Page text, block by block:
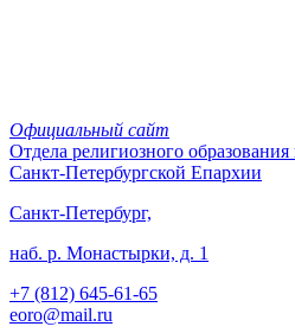
Официальный сайт
Отдела религиозного
Санкт-Петербургской Епархии
Санкт-Петербург,
наб. р. Монастырки, д. 1
+7 (812) 645-61-65
eoro@mail.ru